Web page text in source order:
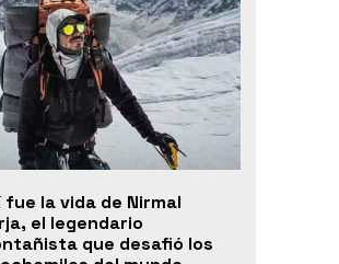
fue la vida de Nirmal
el legendario
que desafió los